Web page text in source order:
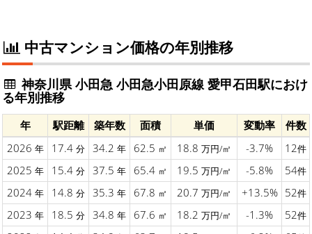
中古マンション価格の年別推移
神奈川県 小田急 小田急小田原線 愛甲石田駅におけ
る年別推移
年 駅距離 築年数 面積 単価 変動率
件数
2026 年 17.4 分 34.2 年 62.5 ㎡ 18.8 万円/㎡ -3.7% 12件
2025 年 15.4 分 37.5 年 65.4 ㎡ 19.5 万円/㎡ -5.8% 54件
2024 年 14.8 分 35.3 年 67.8 ㎡ 20.7 万円/㎡ +13.5% 52件
2023 年 18.5 分 34.8 年 67.6 ㎡ 18.2 万円/㎡ -1.3% 52件